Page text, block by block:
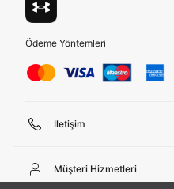
Ödeme Yöntemleri
İletişim
444 02 00
Pazartesi - Cuma 09:00 -
Müşteri Hizmetleri